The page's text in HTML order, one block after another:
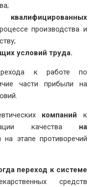
производства и
условий труда.
к работе по
части прибыли на
компаний к
качествана
на этапе противоречий
переход к системе
средств